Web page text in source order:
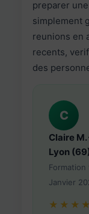
preparer
simplement
reunions en
recents,
des
C
Claire
Lyon
Janvier